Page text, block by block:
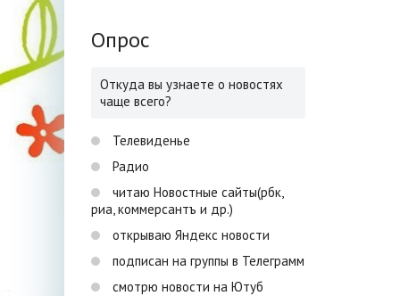
Опрос
Откуда вы узнаете о новостях
чаще всего?
Телевиденье
Радио
читаю Новостные сайты(рбк,
риа, коммерсантъ и др.)
открываю Яндекс новости
подписан на группы в Телеграмм
смотрю новости на Ютуб